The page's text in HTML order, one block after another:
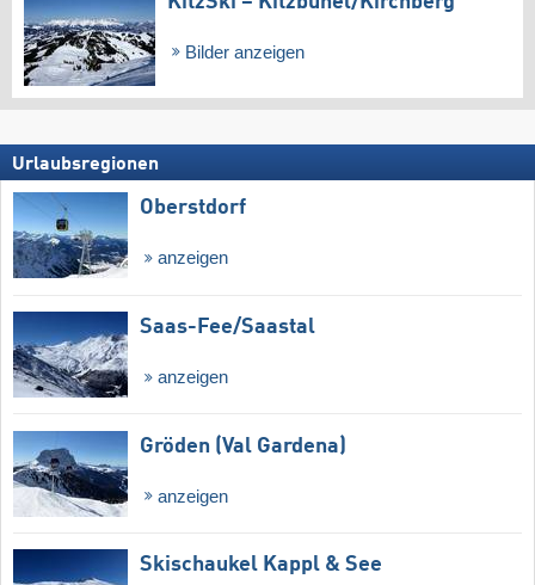
Bilder anzeigen
Urlaubsregionen
Oberstdorf
anzeigen
Saas-Fee/​Saastal
anzeigen
Gröden (Val Gardena)
anzeigen
Skischaukel Kappl & See